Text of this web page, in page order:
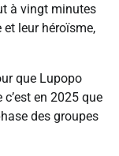
à vingt minutes
leur héroïsme,
que Lupopo
en 2025 que
des groupes